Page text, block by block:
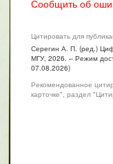
Сообщить об
Цитировать для
Серегин А. П. (ред.)
МГУ, 2026. – Режим
07.08.2026)
Рекомендованное
карточке", раздел